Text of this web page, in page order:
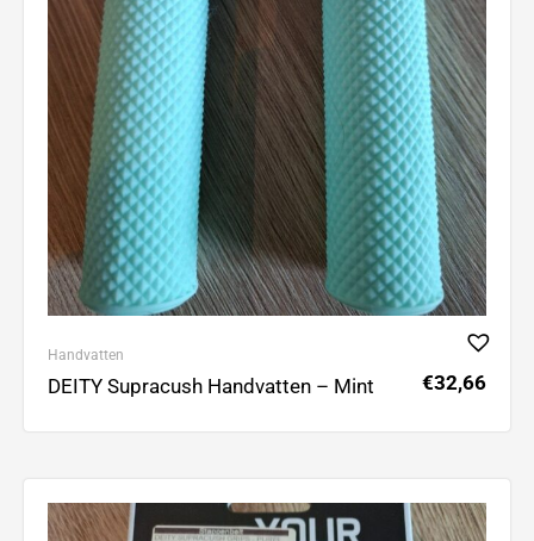
Handvatten
DEITY Supracush Handvatten – Mint €32,66